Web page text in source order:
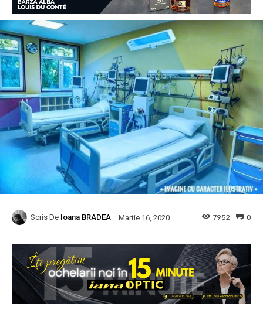
Scris De Ioana BRADEA Martie 16, 2020 0
7952